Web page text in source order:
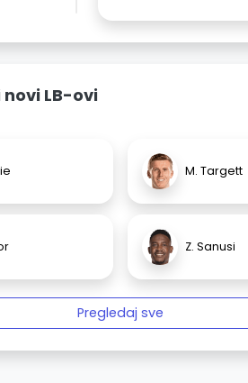
LB-ovi
M. Targett
Z. Sanusi
Pregledaj sve